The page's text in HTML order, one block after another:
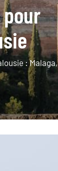
: